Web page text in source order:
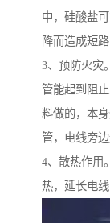
中，硅酸盐
降而造成短路
3、预防火灾
管能起到阻
料做的，本
管，电线旁
4、散热作用
热，延长电线